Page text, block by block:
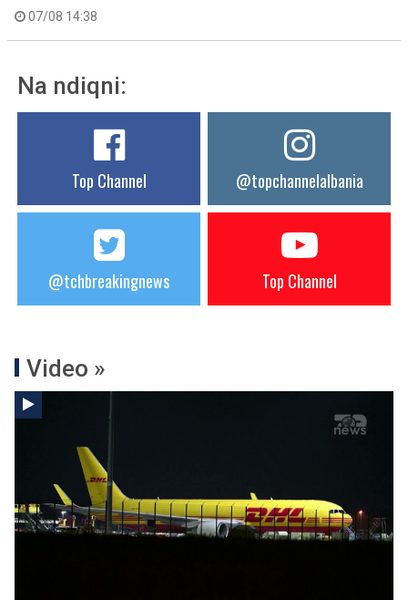
07/08 14:38
Na ndiqni:
Top Channel @topchannelalbania
@tchbreakingnews Top Channel
Video »